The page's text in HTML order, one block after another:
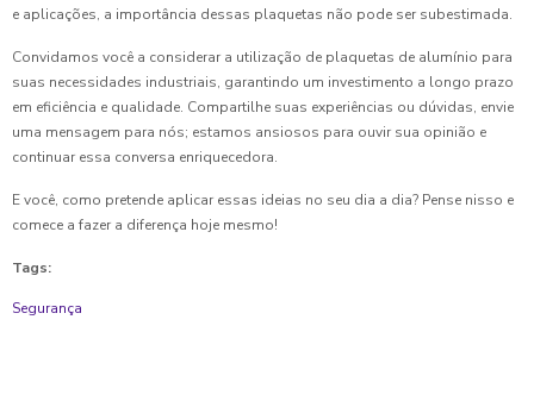
e aplicações, a importância dessas plaquetas não pode ser subestimada.
Convidamos você a considerar a utilização de plaquetas de alumínio para
suas necessidades industriais, garantindo um investimento a longo prazo
em eficiência e qualidade. Compartilhe suas experiências ou dúvidas, envie
uma mensagem para nós; estamos ansiosos para ouvir sua opinião e
continuar essa conversa enriquecedora.
E você, como pretende aplicar essas ideias no seu dia a dia? Pense nisso e
comece a fazer a diferença hoje mesmo!
Tags:
Segurança